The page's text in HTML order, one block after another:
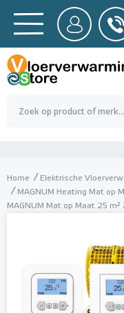
BTW
0,00
Home Elektrische
MAGNUM Heating Mat op
MAGNUM Mat op Maat 25